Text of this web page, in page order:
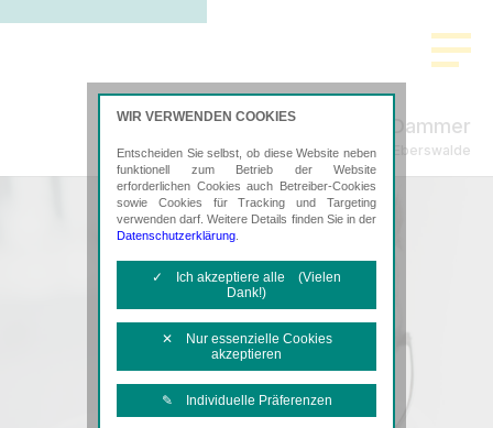
B.R.D. Brenke, Retzlaff, Dammer
Steuerberatung in Eberswalde
WIR VERWENDEN COOKIES
Entscheiden Sie selbst, ob diese Website neben
funktionell zum Betrieb der Website
erforderlichen Cookies auch Betreiber-Cookies
sowie Cookies für Tracking und Targeting
verwenden darf. Weitere Details finden Sie in der
Datenschutzerklärung
✓ Ich akzeptiere alle (Vielen
Dank!)
✕ Nur essenzielle Cookies
akzeptieren
✎ Individuelle Präferenzen